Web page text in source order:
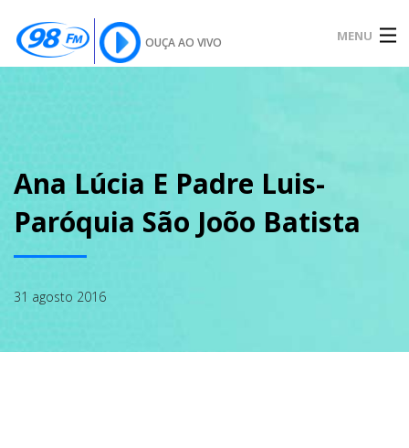
OUÇA AO VIVO MENU
SOBRE
PODCAST
Ana Lúcia E Padre Luis-
Paróquia São Joõo Batista
31 agosto 2016